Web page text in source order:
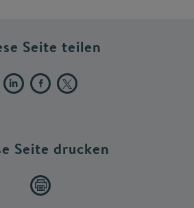
Seite teilen
Seite drucken